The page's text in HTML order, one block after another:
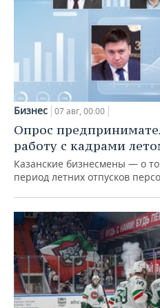
Бизнес 07 авг, 00:00
Опрос
работу с кадрами
Казанские бизнесмены — о
период летних отпусков